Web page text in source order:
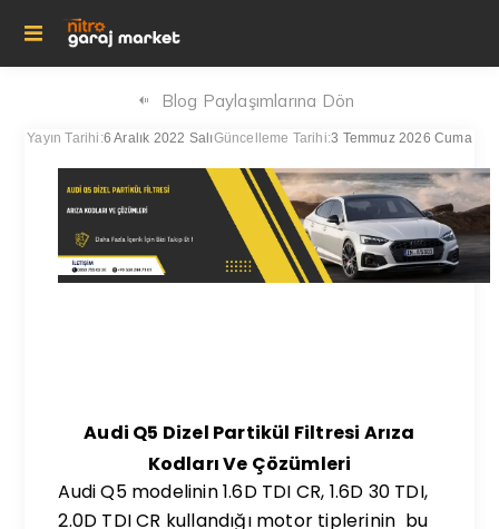
Blog Paylaşımlarına Dön
Yayın Tarihi:6 Aralık 2022 SalıGüncelleme Tarihi:3 Temmuz 2026 Cuma
Audi Q5 Dizel Partikül Filtresi Arıza
Kodları Ve Çözümleri
Audi Q5 modelinin 1.6D TDI CR, 1.6D 30 TDI,
2.0D TDI CR kullandığı motor tiplerinin bu